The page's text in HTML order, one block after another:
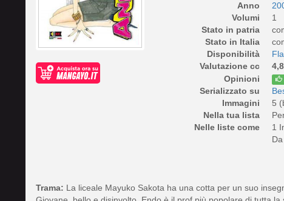
Anno
Volumi
1
Stato in patria
Stato in Italia
Disponibilità
Valutazione cc
Opinioni
Serializzato su
Immagini
5
Nella tua lista
Nelle liste come
1
Trama: La liceale Mayuko Sakota ha una cotta per un suo